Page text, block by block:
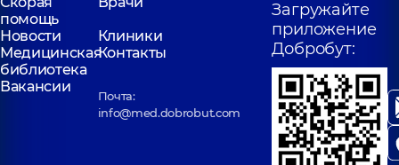
помощь
Новости
Клиники
Медицинская
библиотека
Контакты
Вакансии
Почта:
info@med.dobrobut.com
Загружайте
приложение
Добробут: